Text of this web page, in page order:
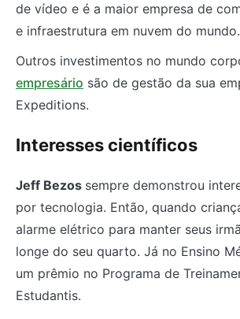
de vídeo e é a maior empresa de
e infraestrutura em nuvem do mundo.
Outros investimentos no mundo
empresário são de gestão da sua
Expeditions.
Interesses científicos
Jeff Bezos sempre demonstrou
por tecnologia. Então, quando
alarme elétrico para manter seus
longe do seu quarto. Já no Ensino
um prêmio no Programa de
Estudantis.